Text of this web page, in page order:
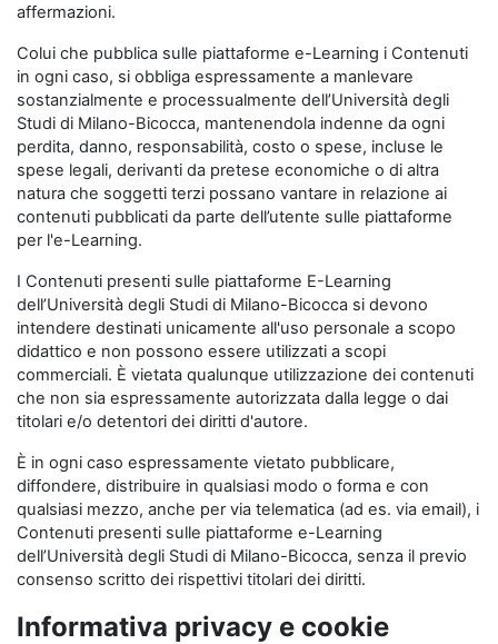
affermazioni.
Colui che pubblica sulle piattaforme e-Learning i Contenuti
in ogni caso, si obbliga espressamente a manlevare
sostanzialmente e processualmente dell’Università degli
Studi di Milano-Bicocca, mantenendola indenne da ogni
perdita, danno, responsabilità, costo o spese, incluse le
spese legali, derivanti da pretese economiche o di altra
natura che soggetti terzi possano vantare in relazione ai
contenuti pubblicati da parte dell’utente sulle piattaforme
per l'e-Learning.
I Contenuti presenti sulle piattaforme E-Learning
dell’Università degli Studi di Milano-Bicocca si devono
intendere destinati unicamente all'uso personale a scopo
didattico e non possono essere utilizzati a scopi
commerciali. È vietata qualunque utilizzazione dei contenuti
che non sia espressamente autorizzata dalla legge o dai
titolari e/o detentori dei diritti d'autore.
È in ogni caso espressamente vietato pubblicare,
diffondere, distribuire in qualsiasi modo o forma e con
qualsiasi mezzo, anche per via telematica (ad es. via email), i
Contenuti presenti sulle piattaforme e-Learning
dell’Università degli Studi di Milano-Bicocca, senza il previo
consenso scritto dei rispettivi titolari dei diritti.
Informativa privacy e cookie